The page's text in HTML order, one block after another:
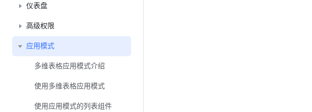
仪表盘
高级权限
应用模式
多维表格应用模式介绍
使用多维表格应用模式
使用应用模式的列表组件